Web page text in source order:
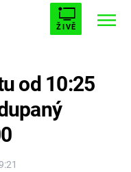
ŽIVĚ
5 od 10:25